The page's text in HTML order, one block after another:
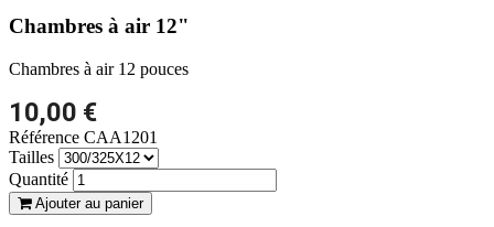
Chambres à air 12"
Chambres à air 12 pouces
10,00 €
Référence CAA1201
Tailles
Quantité
Ajouter au panier